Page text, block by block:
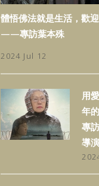
體悟佛法就是生活，歡
——專訪葉本殊
2024 Jul 12
用
年
專
導